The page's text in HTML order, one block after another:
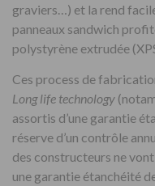
graviers…) et la rend
panneaux sandwich
polystyrène extrudée
Ces process de
Long life technology
assortis d’une garantie
réserve d’un contrôle
des constructeurs ne
une garantie étanchéité